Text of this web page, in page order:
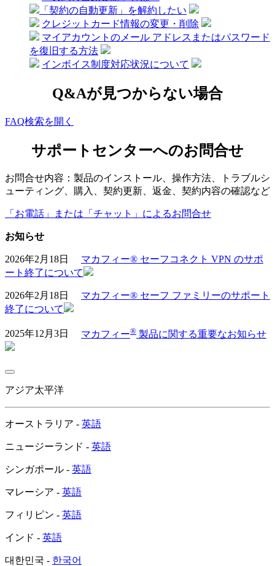
「契約の自動更新」を解約したい
クレジットカード情報の変更・削除
マイアカウントのメール アドレスまたはパスワード
を復旧する方法
インボイス制度対応状況について
Q&Aが見つからない場合
FAQ検索を開く
サポートセンターへのお問合せ
お問合せ内容：製品のインストール、操作方法、トラブルシ
ューティング、購入、契約更新、返金、契約内容の確認など
「お電話」または「チャット」によるお問合せ
お知らせ
2026年2月18日 マカフィー® セーフコネクト VPN のサポ
ート終了について
2026年2月18日 マカフィー® セーフ ファミリーのサポート
終了について
2025年12月3日 マカフィー® 製品に関する重要なお知らせ
アジア太平洋
オーストラリア - 英語
ニュージーランド - 英語
シンガポール - 英語
マレーシア - 英語
フィリピン - 英語
インド - 英語
대한민국 - 한국어